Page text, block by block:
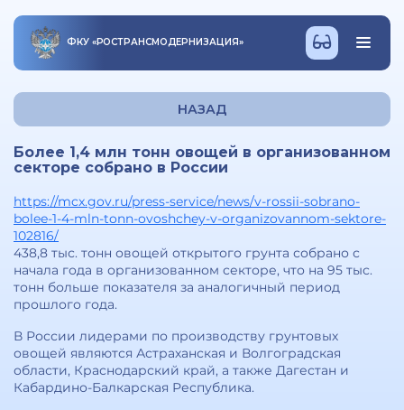
ФКУ «РОСТРАНСМОДЕРНИЗАЦИЯ»
НАЗАД
Более 1,4 млн тонн овощей в организованном
секторе собрано в России
https://mcx.gov.ru/press-service/news/v-rossii-sobrano-
bolee-1-4-mln-tonn-ovoshchey-v-organizovannom-sektore-
102816/
438,8 тыс. тонн овощей открытого грунта собрано с
начала года в организованном секторе, что на 95 тыс.
тонн больше показателя за аналогичный период
прошлого года.
В России лидерами по производству грунтовых
овощей являются Астраханская и Волгоградская
области, Краснодарский край, а также Дагестан и
Кабардино-Балкарская Республика.